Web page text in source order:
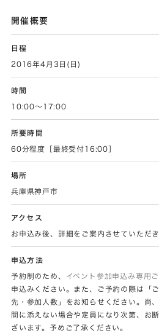
開催概要
日程
2016年4月3日(日)
時間
10:00〜17:00
所要時間
60分程度［最終受付16:00］
場所
兵庫県神戸市
アクセス
お申込み後、詳細をご案内させていただき
申込方法
予約制のため、 イベント参加申込み専用
申込みください。また、ご予約の際は「
先・参加人数」をお知らせください。尚
間に添えない場合や定員になり次第、お
ざいます。予めご了承ください。